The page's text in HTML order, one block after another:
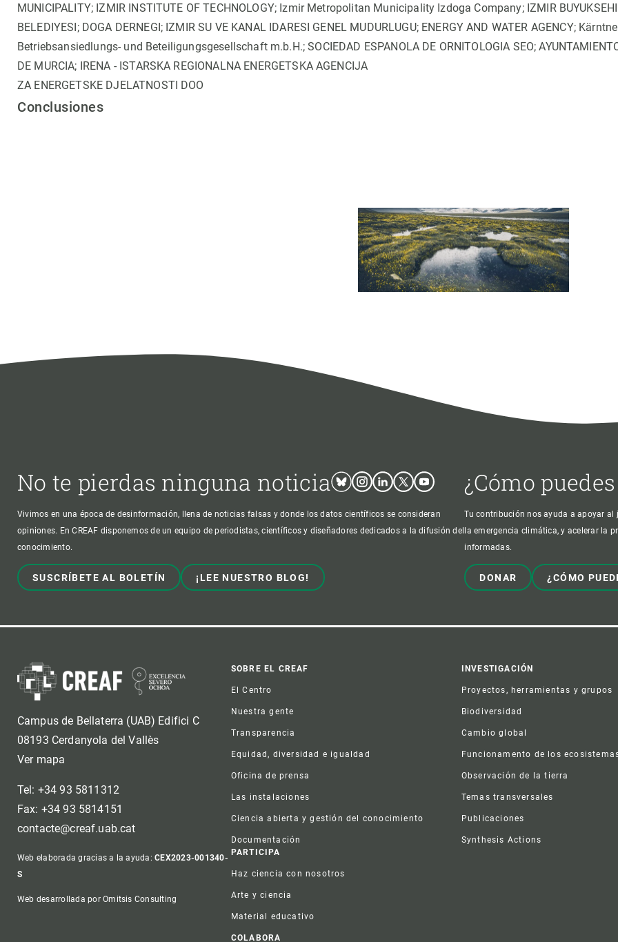
MUNICIPALITY; IZMIR INSTITUTE OF TECHNOLOGY; Izmir Metropolitan Municipality Izdoga Company; IZMIR
BELEDIYESI; DOGA DERNEGI; IZMIR SU VE KANAL IDARESI GENEL MUDURLUGU; ENERGY AND WATER AGENCY;
Betriebsansiedlungs- und Beteiligungsgesellschaft m.b.H.; SOCIEDAD ESPANOLA DE ORNITOLOGIA SEO;
DE MURCIA; IRENA - ISTARSKA REGIONALNA ENERGETSKA AGENCIJA
ZA ENERGETSKE DJELATNOSTI DOO
Conclusiones
No te pierdas ninguna noticiaBlueskyInstagram
LinkedinTwitterYoutube
Vivimos en una época de desinformación, llena de noticias falsas y donde los datos científicos se consideran
opiniones. En CREAF disponemos de un equipo de periodistas, científicos y diseñadores dedicados a la difusión del
conocimiento.
SUSCRÍBETE AL BOLETÍN ¡LEE NUESTRO BLOG!
¿Cómo
Tu contribución nos ayuda a apoyar
la emergencia climática, y acelerar la
informadas.
DONAR ¿CÓMO
Campus de Bellaterra (UAB) Edifici C
08193 Cerdanyola del Vallès
Ver mapa
Tel: +34 93 5811312
Fax: +34 93 5814151
contacte@creaf.uab.cat
Web elaborada gracias a la ayuda:CEX2023-001340-
S
Web desarrollada por Omitsis Consulting
Footer
SOBRE EL CREAF
El Centro
Nuestra gente
Transparencia
Equidad, diversidad e igualdad
Oficina de prensa
Las instalaciones
Ciencia abierta y gestión del conocimiento
Documentación
INVESTIGACIÓN
Proyectos, herramientas y grupos
Biodiversidad
Cambio global
Funcionamento de los
Observación de la tierra
Temas transversales
Publicaciones
Synthesis Actions
PARTICIPA
Haz ciencia con nosotros
Arte y ciencia
Material educativo
COLABORA